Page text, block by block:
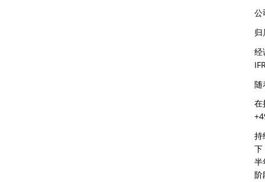
公
归
经
随
在
持
下
半
阶